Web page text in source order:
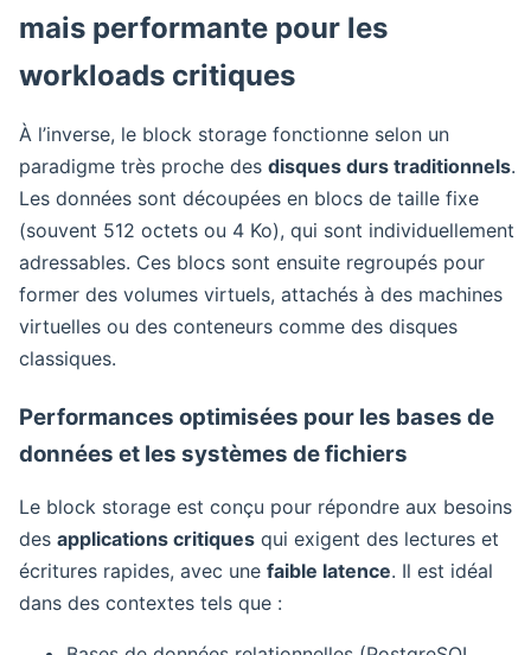
mais performante pour les
workloads critiques
À l’inverse, le block storage fonctionne selon un
paradigme très proche des disques durs traditionnels.
Les données sont découpées en blocs de taille fixe
(souvent 512 octets ou 4 Ko), qui sont individuellement
adressables. Ces blocs sont ensuite regroupés pour
former des volumes virtuels, attachés à des machines
virtuelles ou des conteneurs comme des disques
classiques.
Performances optimisées pour les bases de
données et les systèmes de fichiers
Le block storage est conçu pour répondre aux besoins
des applications critiques qui exigent des lectures et
écritures rapides, avec une faible latence. Il est idéal
dans des contextes tels que :